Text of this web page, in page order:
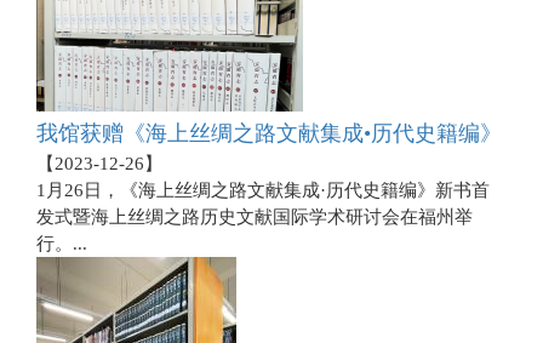
我馆获赠《海上丝绸之路文献集成•历代史籍编》
【 2023-12-26 】
1月26日，《海上丝绸之路文献集成·历代史籍编》新书首
发式暨海上丝绸之路历史文献国际学术研讨会在福州举
行。...